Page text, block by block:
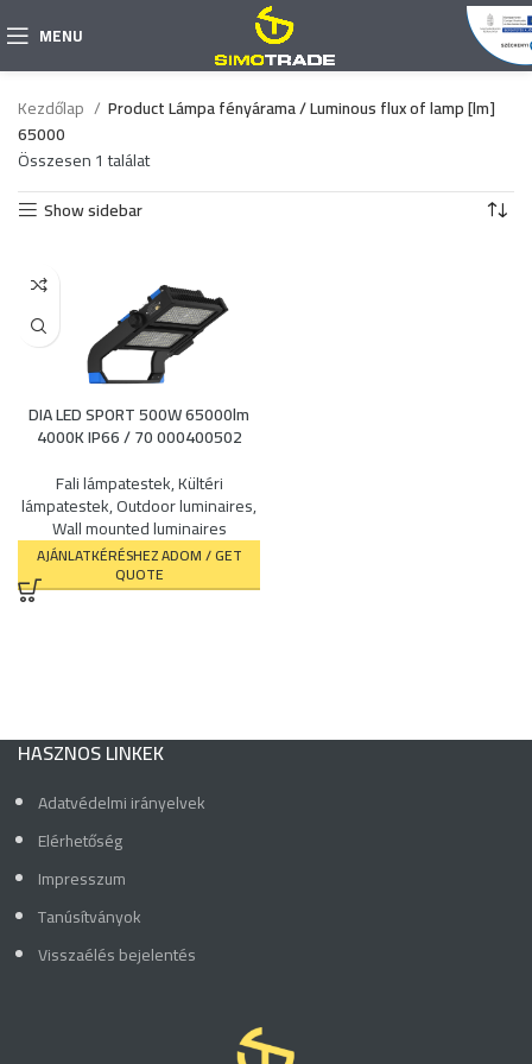
MENU
Kezdőlap
Product Lámpa fényárama / Luminous flux of lamp [lm]
65000
Összesen 1 találat
Show sidebar
DIA LED SPORT 500W 65000lm
4000K IP66 / 70 000400502
Fali lámpatestek,Kültéri
lámpatestek,Outdoor luminaires,
Wall mounted luminaires
AJÁNLATKÉRÉSHEZ ADOM / GET
QUOTE
HASZNOS LINKEK
Adatvédelmi irányelvek
Elérhetőség
Impresszum
Tanúsítványok
Visszaélés bejelentés